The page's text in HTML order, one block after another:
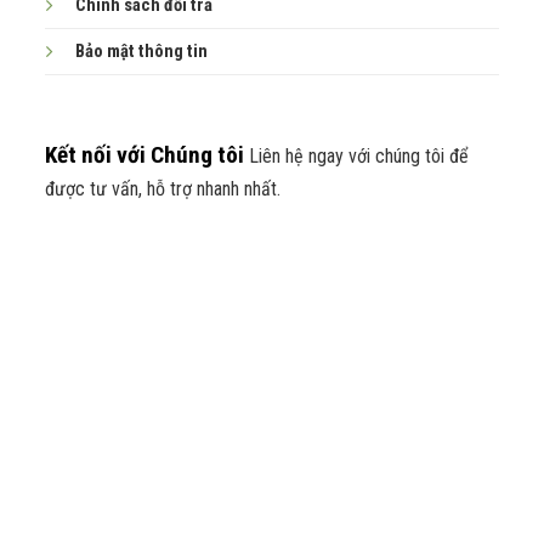
thoải mái và an toàn.
Nguồn:https://htebike.htskys.com/xe-dien-gap/xe-
Chính sách đổi trả
Bảo mật thông tin
Kết nối với Chúng tôi Liên hệ ngay với chúng tôi để
được tư vấn, hỗ trợ nhanh nhất.